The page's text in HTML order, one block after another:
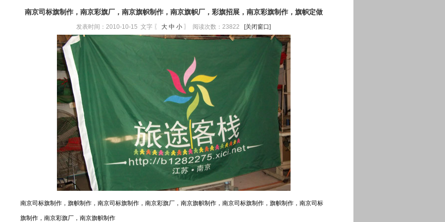
南京司标旗制作，南京彩旗厂，南京旗帜制作，南京旗帜厂，彩旗招展，南京彩旗制作，旗帜定做
发表时间：2010-10-15 文字 〖 大 中 小 〗 阅读次数：23822 [关闭窗口]
南京司标旗制作，旗帜制作， 南京司标旗制作，南京彩旗厂，南京旗帜制作， 南京司标旗制作，旗帜制作， 南京司标
旗制作，南京彩旗厂，南京旗帜制作